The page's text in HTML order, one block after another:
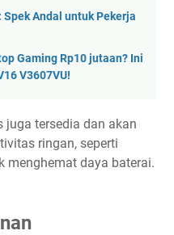
Andal untuk Pekerja
Gaming Rp10 jutaan? Ini
V3607VU!
juga tersedia dan akan
ringan, seperti
menghemat daya baterai.